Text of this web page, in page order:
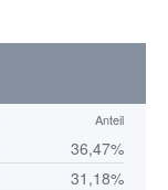
Anteil
36,47%
31,18%